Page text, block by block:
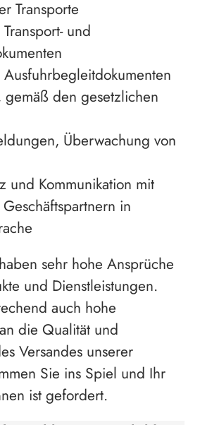
Transporte
und
gemäß den gesetzlichen
Überwachung von
und Kommunikation mit
in
sehr hohe Ansprüche
und Dienstleistungen.
auch hohe
die Qualität und
Versandes unserer
Sie ins Spiel und Ihr
ist gefordert.